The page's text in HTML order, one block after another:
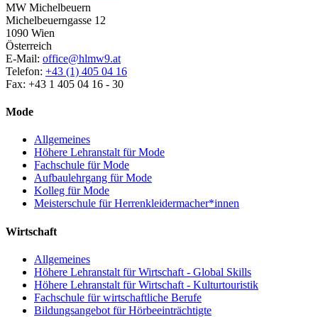
MW Michelbeuern
Michelbeuerngasse 12
1090 Wien
Österreich
E-Mail: office@hlmw9.at
Telefon: +43 (1) 405 04 16
Fax: +43 1 405 04 16 - 30
Mode
Allgemeines
Höhere Lehranstalt für Mode
Fachschule für Mode
Aufbaulehrgang für Mode
Kolleg für Mode
Meisterschule für Herrenkleidermacher*innen
Wirtschaft
Allgemeines
Höhere Lehranstalt für Wirtschaft - Global Skills
Höhere Lehranstalt für Wirtschaft - Kulturtouristik
Fachschule für wirtschaftliche Berufe
Bildungsangebot für Hörbeeinträchtigte